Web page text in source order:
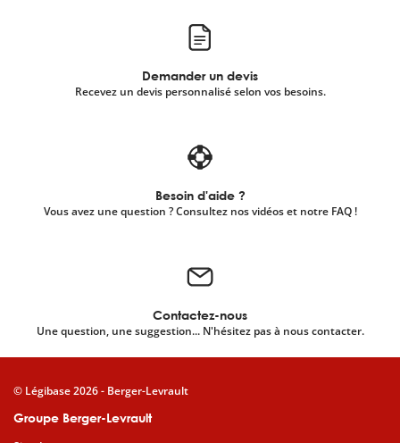
Demander un devis
Recevez un devis personnalisé selon vos besoins.
Besoin d'aide ?
Vous avez une question ? Consultez nos vidéos et notre FAQ !
Contactez-nous
Une question, une suggestion... N'hésitez pas à nous contacter.
Groupe Berger-Levrault
© Légibase 2026 - Berger-Levrault